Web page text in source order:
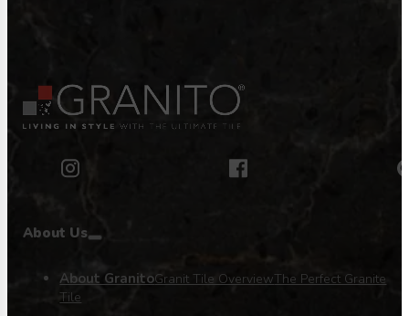
About Us
About GranitoGranit Tile OverviewThe Perfect Granite
Tile